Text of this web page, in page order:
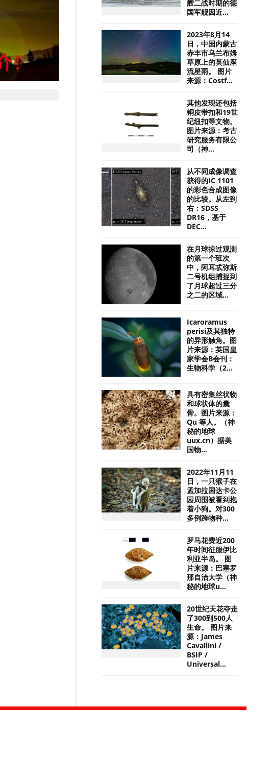
艘二战时期的德
国军舰因近...
2023年8月14
日，中国内蒙古
赤丰市乌兰布姆
草原上的英仙座
流星雨。 图片
来源：Costf...
其他发现还包括
铜皮带扣和19世
纪纽扣等文物。
图片来源：考古
研究服务有限公
司（神...
从不同成像调查
获得的IC 1101
的彩色合成图像
的比较。从左到
右：SDSS
DR16，基于
DEC...
在月球掠过观测
的第一个班次
中，阿耳忒弥斯
二号机组捕捉到
了月球超过三分
之二的区域...
Icaroramus
perisi及其独特
的异形触角。图
片来源：英国皇
家学会B会刊：
生物科学（2...
具有密集丝状物
和球状体的囊
骨。图片来源：
Qu 等人。（神
秘的地球
uux.cn）据美
国物...
2022年11月11
日，一只猴子在
孟加拉国达卡公
园周围被看到抱
着小狗。对300
多例跨物种...
罗马花费近200
年时间征服伊比
利亚半岛。 图
片来源：巴塞罗
那自治大学（神
秘的地球u...
20世纪天花夺走
了300到500人
生命。 图片来
源：James
Cavallini /
BSIP /
Universal...